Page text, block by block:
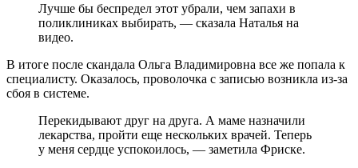
Лучше бы беспредел этот убрали, чем запахи в
поликлиниках выбирать, — сказала Наталья на
видео.
В итоге после скандала Ольга Владимировна все же попала к
специалисту. Оказалось, проволочка с записью возникла из-за
сбоя в системе.
Перекидывают друг на друга. А маме назначили
лекарства, пройти еще нескольких врачей. Теперь
у меня сердце успокоилось, — заметила Фриске.